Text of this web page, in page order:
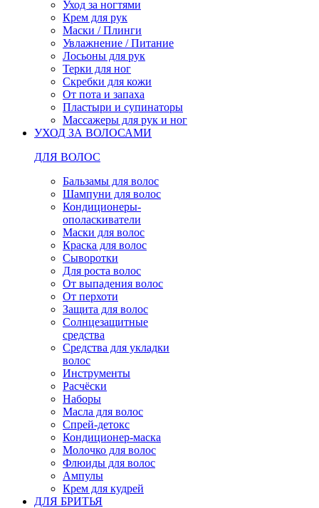
Уход за ногтями
Крем для рук
Маски / Плинги
Увлажнение / Питание
Лосьоны для рук
Терки для ног
Скребки для кожи
От пота и запаха
Пластыри и супинаторы
Массажеры для рук и ног
УХОД ЗА ВОЛОСАМИ
ДЛЯ ВОЛОС
Бальзамы для волос
Шампуни для волос
Кондиционеры-
ополаскиватели
Маски для волос
Краска для волос
Сыворотки
Для роста волос
От выпадения волос
От перхоти
Защита для волос
Солнцезащитные
средства
Средства для укладки
волос
Инструменты
Расчёски
Наборы
Масла для волос
Спрей-детокс
Кондиционер-маска
Молочко для волос
Флюиды для волос
Ампулы
Крем для кудрей
ДЛЯ БРИТЬЯ